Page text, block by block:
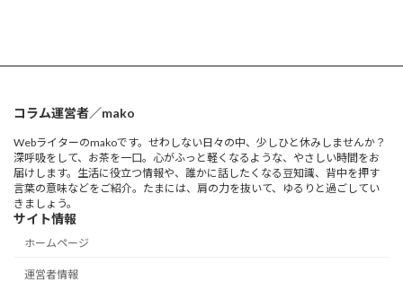
コラム運営者／mako
Webライターのmakoです。せわしない日々の中、少しひと休みしませんか？
深呼吸をして、お茶を一口。心がふっと軽くなるような、やさしい時間をお
届けします。生活に役立つ情報や、誰かに話したくなる豆知識、背中を押す
言葉の意味などをご紹介。たまには、肩の力を抜いて、ゆるりと過ごしてい
きましょう。
サイト情報
ホームページ
運営者情報